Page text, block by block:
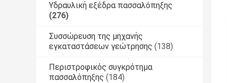
Υδραυλική εξέδρα πασσαλόπηξης
(276)
Συσσώρευση της μηχανής
εγκαταστάσεων γεώτρησης (138)
Περιστροφικός συγκρότημα
πασσαλόπηξης (184)